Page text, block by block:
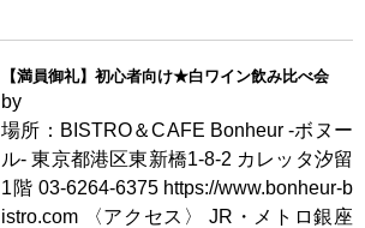
【満員御礼】初心者向け★白ワイン飲み比べ会
by
場所：BISTRO＆CAFE Bonheur -ボヌー
ル- 東京都港区東新橋1-8-2 カレッタ汐留
1階 03-6264-6375 https://www.bonheur-b
istro.com 〈アクセス〉 JR・メトロ銀座